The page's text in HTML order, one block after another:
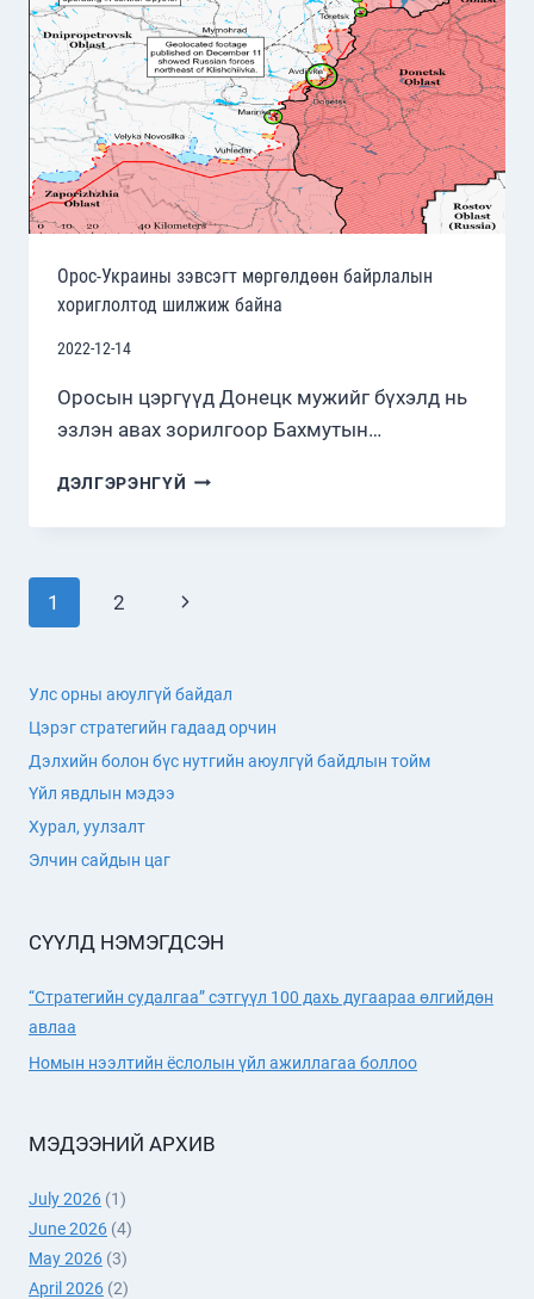
Орос-Украины зэвсэгт мөргөлдөөн байрлалын
хориглолтод шилжиж байна
2022-12-14
Оросын цэргүүд Донецк мужийг бүхэлд нь
эзлэн авах зорилгоор Бахмутын…
ДЭЛГЭРЭНГҮЙ ОРОС-
ЗЭВСЭГТ
ХОРИГЛОЛТОД
Page
1 2
Next
Улс орны аюулгүй байдал
Цэрэг стратегийн гадаад орчин
Дэлхийн болон бүс нутгийн аюулгүй байдлын тойм
Үйл явдлын мэдээ
Хурал, уулзалт
Элчин сайдын цаг
СҮҮЛД НЭМЭГДСЭН
“Стратегийн судалгаа” сэтгүүл 100 дахь дугаараа өлгийдөн
авлаа
Номын нээлтийн ёслолын үйл ажиллагаа боллоо
МЭДЭЭНИЙ АРХИВ
July 2026 (1)
June 2026 (4)
May 2026 (3)
April 2026 (2)